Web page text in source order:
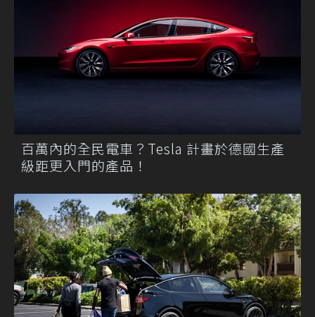
百萬內的全民電車？Tesla 計畫於德國生產
級距更入門的產品！